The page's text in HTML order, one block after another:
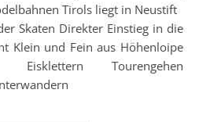
Tirols liegt in Neustift
Skaten Direkter Einstieg in die
Klein und Fein aus Höhenloipe
Eisklettern Tourengehen